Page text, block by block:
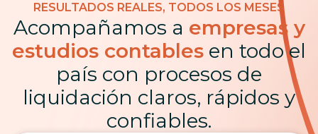
RESULTADOS REALES, TODOS LOS MESES
Acompañamos a empresas y
estudios contables en todo el
país con procesos de
liquidación claros, rápidos y
confiables.